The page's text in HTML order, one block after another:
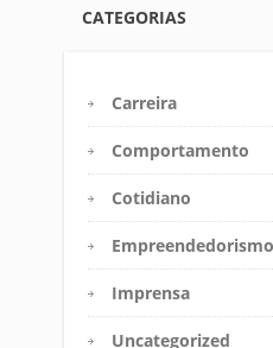
CATEGORIAS
Carreira
Comportamento
Cotidiano
Imprensa
Uncategorized